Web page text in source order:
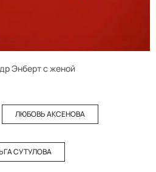
Энберт с женой
ЛЮБОВЬ АКСЕНОВА
СУТУЛОВА